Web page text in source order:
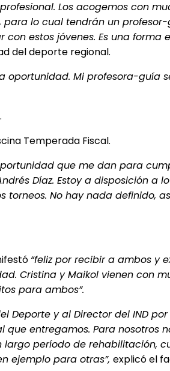
Los acogemos con
lo cual tendrán un
estos jóvenes. Es una
del deporte regional.
Mi profesora-guía
Temperada Fiscal.
que me dan para
Díaz. Estoy a disposición a
No hay nada definido,
“feliz por recibir a ambos y
Cristina y Maikol vienen con
para ambos”.
Deporte y al Director del IND
entregamos. Para nosotros
período de rehabilitación,
ejemplo para otras”, explicó el